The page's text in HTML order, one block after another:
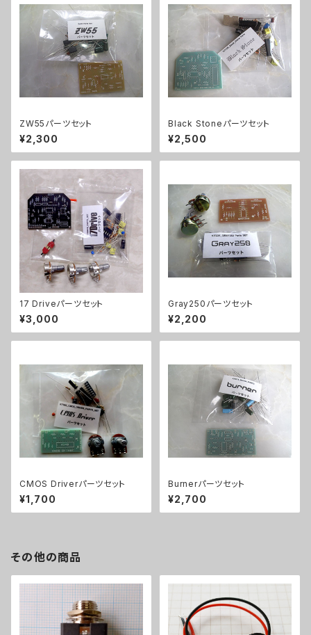
ZW55パーツセット
¥2,300
Black Stoneパーツセット
¥2,500
17 Driveパーツセット
¥3,000
Gray250パーツセット
¥2,200
CMOS Driverパーツセット
¥1,700
Burnerパーツセット
¥2,700
その他の商品